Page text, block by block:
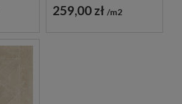
259,00 zł m2